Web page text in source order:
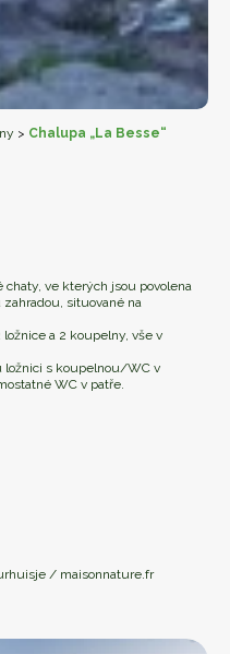
> Chalupa „La Besse“
chaty, ve kterých jsou povolena
situované na
ložnice a 2 koupelny, vše v
ložnici s koupelnou/WC v
WC v patře.
/ maisonnature.fr